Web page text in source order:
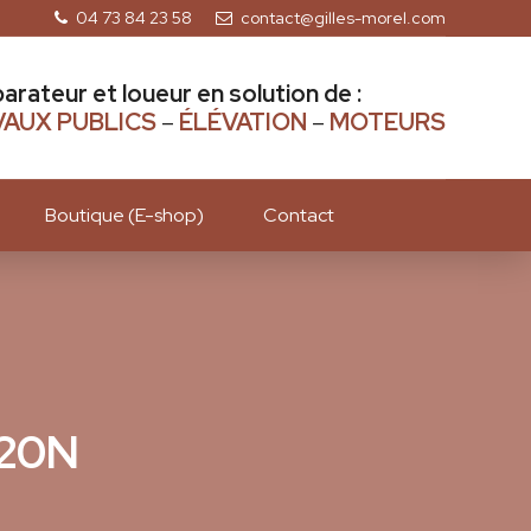
04 73 84 23 58 contact@gilles-morel.com
et loueur en solution de :
PUBLICS– ÉLÉVATION – MOTEURS
Boutique (E-shop) Contact